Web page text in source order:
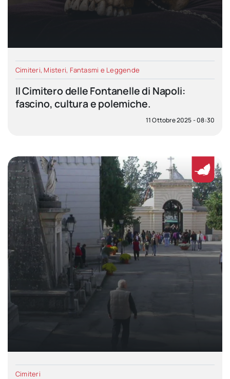
Cimiteri, Misteri, Fantasmi e Leggende
Il Cimitero delle Fontanelle di Napoli:
fascino, cultura e polemiche.
11 Ottobre 2025 - 08:30
Cimiteri